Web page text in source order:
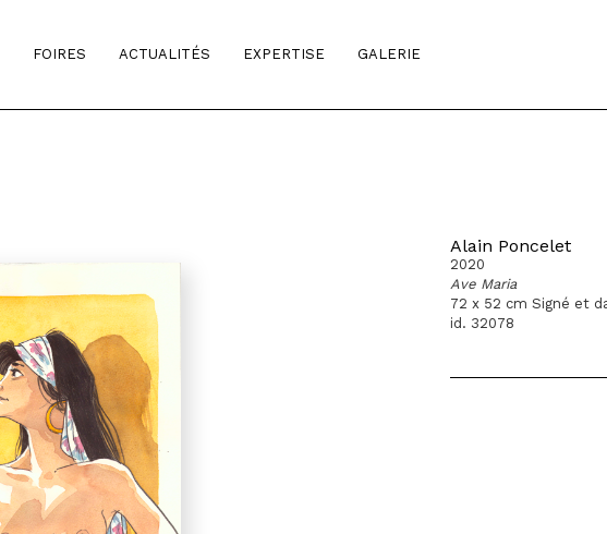
FOIRES ACTUALITÉS EXPERTISE GALERIE
Alain Poncelet
2020
Ave Maria
72 x 52 cm Signé et
id. 32078